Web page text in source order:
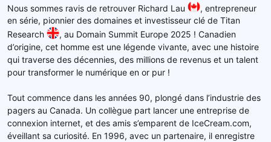
Nous sommes ravis de retrouver Richard Lau
, entrepreneur
en série, pionnier des domaines et investisseur clé de Titan
Research
, au Domain Summit Europe 2025 ! Canadien
d’origine, cet homme est une légende vivante, avec une histoire
qui traverse des décennies, des millions de revenus et un talent
pour transformer le numérique en or pur !
Tout commence dans les années 90, plongé dans l’industrie des
pagers au Canada. Un collègue part lancer une entreprise de
connexion internet, et des amis s’emparent de IceCream.com,
éveillant sa curiosité. En 1996, avec un partenaire, il enregistre